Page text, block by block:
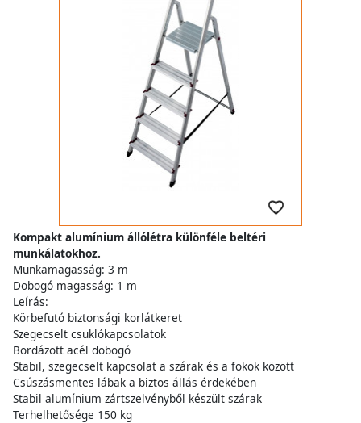
Kompakt alumínium állólétra különféle beltéri
munkálatokhoz.
Munkamagasság: 3 m
Dobogó magasság: 1 m
Leírás:
Körbefutó biztonsági korlátkeret
Szegecselt csuklókapcsolatok
Bordázott acél dobogó
Stabil, szegecselt kapcsolat a szárak és a fokok között
Csúszásmentes lábak a biztos állás érdekében
Stabil alumínium zártszelvényből készült szárak
Terhelhetősége 150 kg